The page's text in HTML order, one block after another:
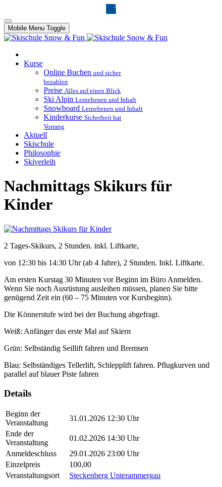
Mobile Menu Toggle
Kurse
Online Buchen und sicher
bezahlen
Preise Alles auf einen Blick
Ski Alpin Lernebenen und Inhalt
Snowboard Lernebenen und Inhalt
Kinderkurse Sicherheit hat
Vorrang
Aktuell
Skischule
Philosophie
Skiverleih
Nachmittags Skikurs für
Kinder
2 Tages-Skikurs, 2 Stunden. inkl. Liftkarte,
von 12:30 bis 14:30 Uhr (ab 4 Jahre), 2 Stunden. Inkl. Liftkarte.
Am ersten Kurstag 30 Minuten vor Beginn im Büro Anmelden.
Wenn Sie noch Ausrüstung ausleihen müssen, planen Sie bitte
genügend Zeit ein (60 – 75 Minuten vor Kursbeginn).
Die Könnerstufe wird bei der Buchung abgefragt.
Weiß: Anfänger das erste Mal auf Skiern
Grün: Selbständig Seillift fahren und Bremsen
Blau: Selbständiges Tellerlift, Schlepplift fahren. Pflugkurven und
parallel auf blauer Piste fahren
Details
Beginn der
Veranstaltung
31.01.2026 12:30 Uhr
Ende der
Veranstaltung
01.02.2026 14:30 Uhr
Anmeldeschluss
29.01.2026 23:00 Uhr
Einzelpreis
100,00
Veranstaltungsort
Steckenberg Unterammergau